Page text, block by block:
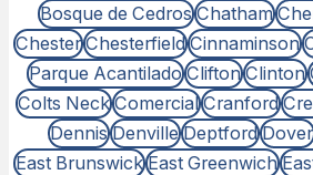
Bosque de Cedros Chatham
Chester Chesterfield Cinnaminson
Parque Acantilado Clifton Clinton
Colts Neck Comercial Cranford
Dennis Denville Deptford Dover
East Brunswick East Greenwich